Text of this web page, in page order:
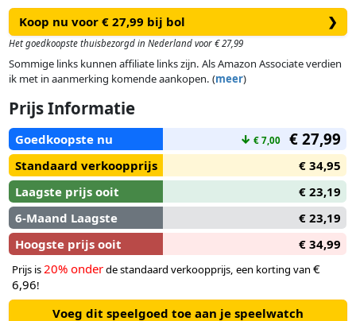
landen bekijken. Gebruik de Wereldbol lamp om landen op te
zoeken en om je de helpen met het oefenen van je
topografie. Daarnaast staat deze wereldbol mooi in je kamer
ter decoratie. De wereldbol heeft leuke details van dieren en
gebouwen die horen bij de landen en de werelddelen. Zo leer
kennen. Kan jij Nederland op de wereldbol lamp vinden? De
globe heeft een doorsnede van 25 cm en is Nederlandstalig.
Koop nu voor € 27,99 bij bol ❯
Het goedkoopste thuisbezorgd in Nederland voor € 27,99
Sommige links kunnen affiliate links zijn. Als Amazon Associate verdien
ik met in aanmerking komende aankopen. (meer)
Prijs Informatie
Goedkoopste nu ↓ € 7,00 € 27,99
Standaard verkoopprijs
€ 34,95
Laagste prijs ooit
€ 23,19
6-Maand Laagste
€ 23,19
Hoogste prijs ooit
€ 34,99
Prijs is 20% onderde standaard verkoopprijs, een korting van €
6,96!
Voeg dit speelgoed toe aan je speelwatch